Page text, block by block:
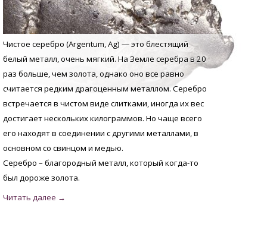
Чистое серебро (Argentum, Аg) — это блестящий
белый металл, очень мягкий. На Земле серебра в 20
раз больше, чем золота, однако оно все равно
считается редким драгоценным металлом. Серебро
встречается в чистом виде слитками, иногда их вес
достигает нескольких килограммов. Но чаще всего
его находят в соединении с другими металлами, в
основном со свинцом и медью.
Серебро – благородный металл, который когда-то
был дороже золота.